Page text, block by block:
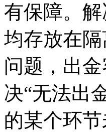
有保障。
均存放在
问题，出金
决“无法出
的某个环节